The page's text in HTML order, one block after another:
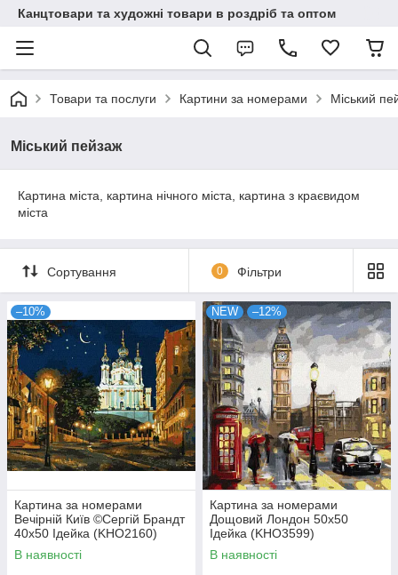
Канцтовари та художні товари в роздріб та оптом
Товари та послуги Картини за номерами Міський
Міський пейзаж
Картина міста, картина нічного міста, картина з краєвидом
міста
Сортування 0 Фільтри
–10%
Картина за номерами
Вечірній Київ ©Сергій Брандт
40х50 Ідейка (KHO2160)
В наявності
NEW –12%
Картина за номерами
Дощовий Лондон 50х50
Ідейка (KHO3599)
В наявності